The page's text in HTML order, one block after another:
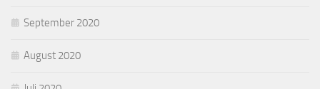
September 2020
August 2020